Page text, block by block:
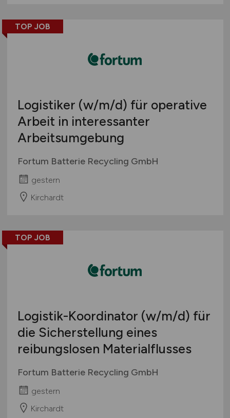
TOP JOB
Logistiker (w/m/d) für operative
Arbeit in interessanter
Arbeitsumgebung
Fortum Batterie Recycling GmbH
gestern
Kirchardt
TOP JOB
Logistik-Koordinator (w/m/d) für
die Sicherstellung eines
reibungslosen Materialflusses
Fortum Batterie Recycling GmbH
gestern
Kirchardt